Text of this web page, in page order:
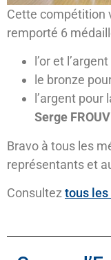
Cette compétition
remporté 6
l’or et
le bronze
l’argent pour
Serge
Bravo à tous les
représentants et
Consultez tous